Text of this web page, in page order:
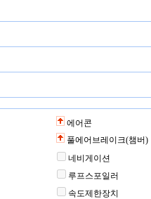
에어콘
풀에어브레이크(챔버)
네비게이션
루프스포일러
속도제한장치